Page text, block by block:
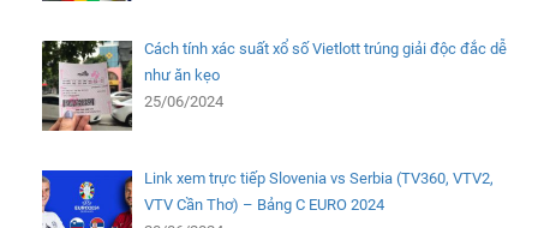
Cách tính xác suất xổ số Vietlott trúng giải độc đắc dễ
như ăn kẹo
25/06/2024
Link xem trực tiếp Slovenia vs Serbia (TV360, VTV2,
VTV Cần Thơ) – Bảng C EURO 2024